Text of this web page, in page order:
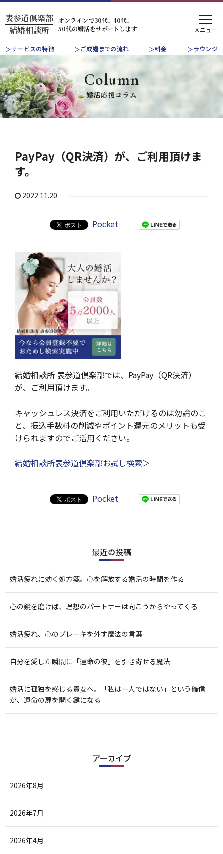
結婚相談所
表参道倶楽部
オンラインで30代、40代、
50代の婚活をサポートします
サービスの特徴 ご成婚までの流れ 料金 ラウンジ
Column
婚活応援コラム
PayPay（QR決済）が、ご利用頂けま
す。
2022.11.20
Pocket
結婚相談所 表参道倶楽部では、PayPay（QR決済）
が、ご利用頂けます。
キャッシュレス決済をご利用いただけるのは勿論のこ
と、振込手数料の削減やポイント還元のメリットも受
けられますのでご活用ください。
結婚相談所表参道倶楽部お試し検索＞
Pocket
最近の投稿
婚活疲れに効く処方箋。心を解放する婚活の時間を作る
心の鏡を磨けば、理想のパートナーは向こうからやってくる
婚活疲れ、心のブレーキを外す魔法の言葉
自分を愛した瞬間に「運命の彼」を引き寄せる魔法
婚活に孤独を感じる貴女へ。「私は一人ではない」という確信
が、運命の扉を開く鍵になる
アーカイブ
2026年8月
2026年7月
2026年4月